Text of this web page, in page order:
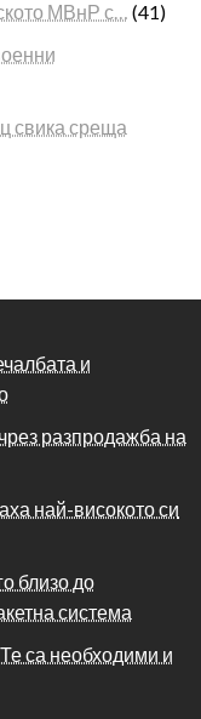
МВнР с… (41)
свика среща
и
разпродажба на
най-високото си
близо до
система
са необходими и